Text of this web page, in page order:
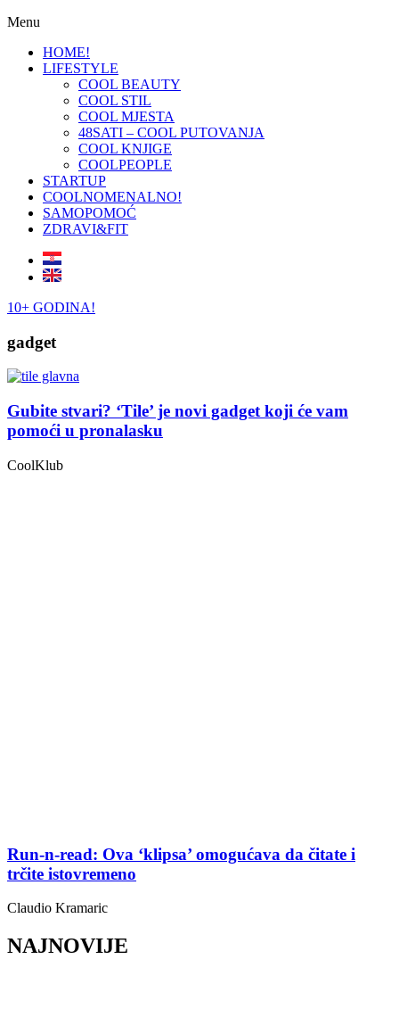
Menu
HOME!
LIFESTYLE
COOL BEAUTY
COOL STIL
COOL MJESTA
48SATI – COOL PUTOVANJA
COOL KNJIGE
COOLPEOPLE
STARTUP
COOLNOMENALNO!
SAMOPOMOĆ
ZDRAVI&FIT
10+ GODINA!
gadget
Gubite stvari? ‘Tile’ je novi gadget koji će vam
pomoći u pronalasku
CoolKlub
Run-n-read: Ova ‘klipsa’ omogućava da čitate i
trčite istovremeno
Claudio Kramaric
NAJNOVIJE